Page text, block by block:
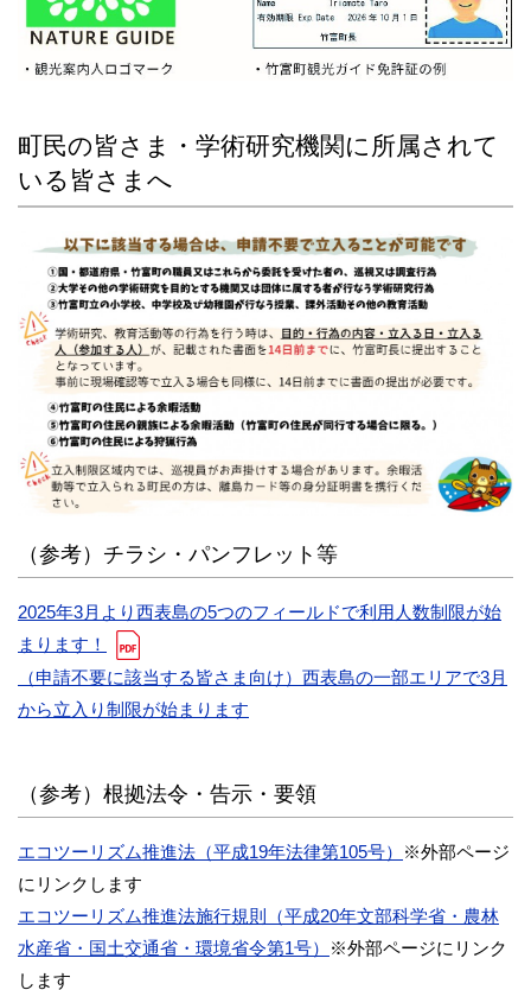
町民の皆さま・学術研究機関に所属されて
いる皆さまへ
（参考）チラシ・パンフレット等
2025年3月より西表島の5つのフィールドで利用人数制限が始
まります！
（申請不要に該当する皆さま向け）西表島の一部エリアで3月
から立入り制限が始まります
（参考）根拠法令・告示・要領
エコツーリズム推進法（平成19年法律第105号）
※外部ページ
にリンクします
エコツーリズム推進法施行規則（平成20年文部科学省・農林
水産省・国土交通省・環境省令第1号）
※外部ページにリンク
します